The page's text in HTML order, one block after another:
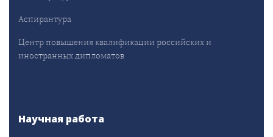
Аспирантура
Центр повышения квалификации российских и
иностранных дипломатов
Научная работа